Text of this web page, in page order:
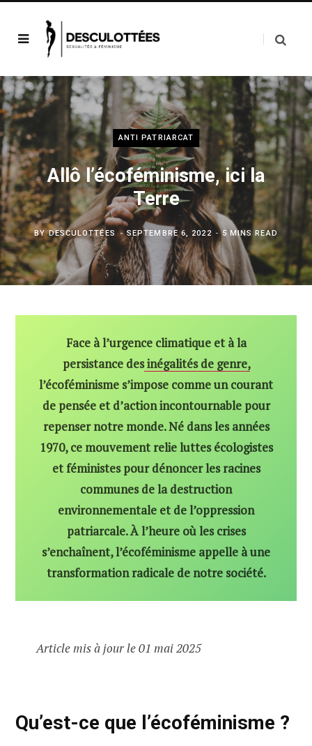
ANTI PATRIARCAT
Allô l’écoféminisme, ici la
Terre
BYDESCULOTTÉES SEPTEMBRE 6, 2022 5 MINS READ
Face à l’urgence climatique et à la
persistance desinégalités de genre,
l’écoféminisme s’impose comme un courant
de pensée et d’action incontournable pour
repenser notre monde. Né dans les années
1970, ce mouvement relie luttes écologistes
et féministes pour dénoncer les racines
communes de la destruction
environnementale et de l’oppression
patriarcale. À l’heure où les crises
s’enchaînent, l’écoféminisme appelle à une
transformation radicale de notre société.
Article mis à jour le 01 mai 2025
Qu’est-ce que l’écoféminisme ?